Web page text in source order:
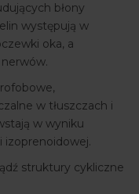
błony
występują w
oka, a
w tłuszczach i
w wyniku
izoprenoidowej.
struktury cykliczne